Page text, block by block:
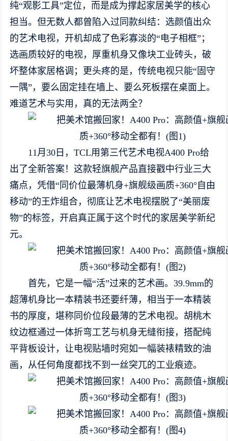
纯“观影工具”定位，而是成为撑起家居美学的核心
担当。但无数人都曾陷入过同款纠结：选颜值出众
的艺术电视，开机却成了色彩寡淡的“电子相框”；
选画质较好的电视，厚重机身又像块工业砖头，破
坏整体家居格调；更头疼的是，传统电视只能“固守
一隅”，要么固定挂在墙上、要么死板摆在桌面上。
难道艺术与实用，真的无法两全？
11月30日，TCL用第三代艺术电视A400 Pro给
出了全新答案！这款轻旗舰产品直接戳中行业三大
痛点，凭借“同价位最薄机身+旗舰级画质+360°自由
移动”的王炸组合，彻底让艺术电视摆脱了“美丽废
物”的标签，开启真正属于这个时代的家居美学新纪
元。
首先，它是一幅“活”过来的艺术画。39.9mm的
超薄机身比一本精装书还要纤薄，相当于一本精装
书的厚度，堪称同价位段最薄的艺术电视。胡桃木
纹边框通过一体折弯工艺与机身无缝衔接，搭配纯
平背板设计，让电视贴墙时宛如一幅装裱精致的油
画，从任何角度都找不到一丝突兀的工业痕迹。